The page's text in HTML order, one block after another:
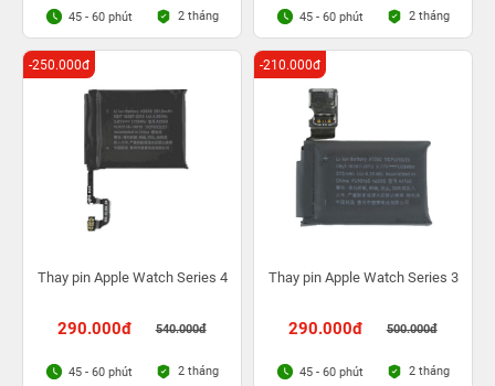
45 - 60 phút 2 tháng 45 - 60 phút 2 tháng
Thay pin Apple Watch Series 4
290.000đ 540.000đ
-250.000đ
45 - 60 phút 2 tháng
Thay pin Apple Watch Series 3
290.000đ 500.000đ
-210.000đ
45 - 60 phút 2 tháng